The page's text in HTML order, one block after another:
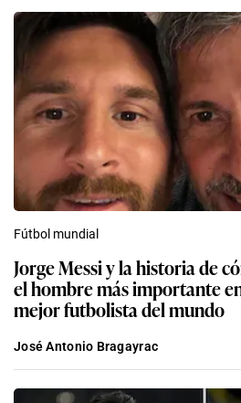
Fútbol mundial
Jorge Messi y la historia de
el hombre más importante
mejor futbolista del mundo
José Antonio Bragayrac